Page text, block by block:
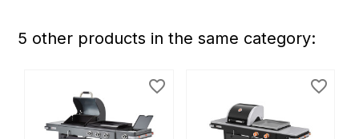
5 other products in the same category:
favorite_border favorite_border